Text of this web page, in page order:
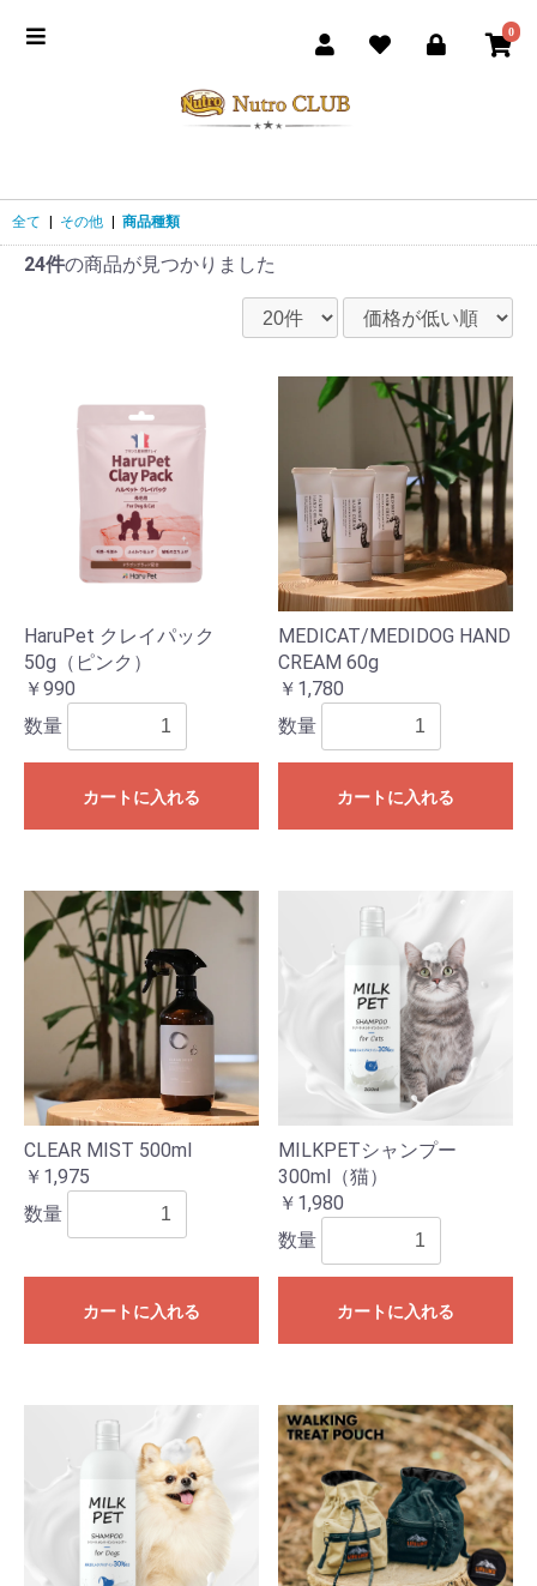
0
全て その他 商品種類
24件の商品が見つかりました
HaruPet クレイパック
50g（ピンク）
￥990
数量
カートに入れる
MEDICAT/MEDIDOG HAND
CREAM 60g
￥1,780
数量
カートに入れる
CLEAR MIST 500ml
￥1,975
数量
カートに入れる
MILKPETシャンプー
300ml（猫）
￥1,980
数量
カートに入れる